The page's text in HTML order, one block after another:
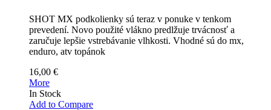
SHOT MX podkolienky sú teraz v ponuke v tenkom
prevedení. Novo použité vlákno predlžuje trvácnosť a
zaručuje lepšie vstrebávanie vlhkosti. Vhodné sú do mx,
enduro, atv topánok
16,00 €
More
In Stock
Add to Compare